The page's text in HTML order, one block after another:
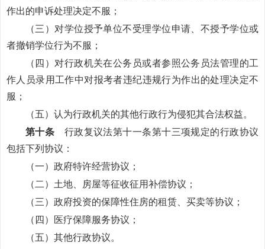
作出的申诉处理决定不服；
（三）对学位授予单位不受理学位申请、不授予学位或
者撤销学位行为不服；
（四）对行政机关在公务员或者参照公务员法管理的工
作人员录用工作中对报考者违纪违规行为作出的处理决定不
服；
（五）认为行政机关的其他行政行为侵犯其合法权益。
第十条 行政复议法第十一条第十三项规定的行政协议
包括下列协议：
（一）政府特许经营协议；
（二）土地、房屋等征收征用补偿协议；
（三）政府投资的保障性住房的租赁、买卖等协议；
（四）医疗保障服务协议；
（五）其他行政协议。